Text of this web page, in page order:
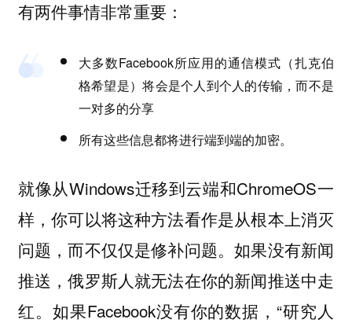
有两件事情非常重要：
大多数Facebook所应用的通信模式（扎克伯
格希望是）将会是个人到个人的传输，而不是
一对多的分享
所有这些信息都将进行端到端的加密。
就像从Windows迁移到云端和ChromeOS一
样，你可以将这种方法看作是从根本上消灭
问题，而不仅仅是修补问题。如果没有新闻
推送，俄罗斯人就无法在你的新闻推送中走
红。如果Facebook没有你的数据，“研究人